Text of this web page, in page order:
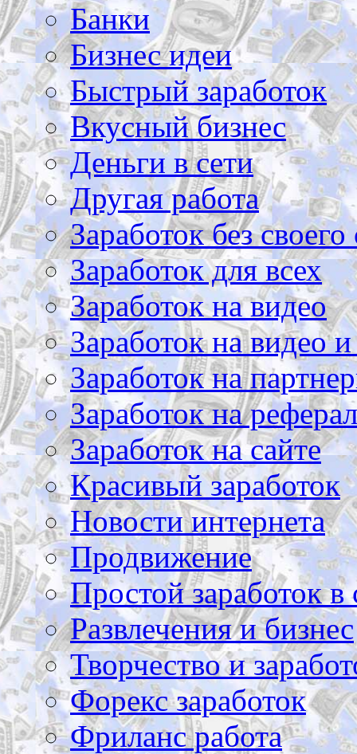
Банки
Бизнес идеи
Быстрый заработок
Вкусный бизнес
Деньги в сети
Другая работа
Заработок без своего
Заработок для всех
Заработок на видео
Заработок на видео
Заработок на
Заработок на
Заработок на сайте
Красивый заработок
Новости интернета
Продвижение
Простой заработок в
Развлечения и бизнес
Творчество и
Форекс заработок
Фриланс работа